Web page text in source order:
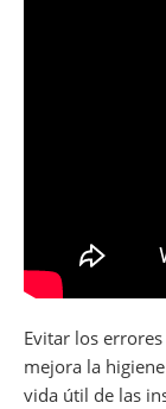
Evitar los
mejora la
vida útil de las